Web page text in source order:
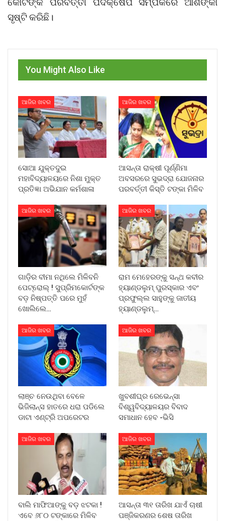
ସୃଷ୍ଟି କରିଛି।
You Might Also Like
ଆଜିର ଖବର
ସୋଆ ଯୁକ୍ତଦୁଇ
ମହାବିଦ୍ୟାଳୟରେ ନିଶା ମୁକ୍ତ
ପ୍ରତିଜ୍ଞା ଅଭିଯାନ କର୍ମଶାଳା
ଆଜିର ଖବର
ଆସନ୍ତା ରାକ୍ଷୀ ପୂର୍ଣ୍ଣିମା
ଅବସରରେ ସୁଭଦ୍ରା ଯୋଜନାର
ପରବର୍ତ୍ତୀ କିସ୍ତି ଟଙ୍କା ମିଳିବ
ଆଜିର ଖବର
ଗାଡ଼ିର ବୀମା ନଥିଲେ ମିଳିବନି
ପେଟ୍ରୋଲ୍ ! ସୁପ୍ରିମକୋର୍ଟଙ୍କ
ବଡ଼ ନିଷ୍ପତ୍ତି ପରେ ମୁହଁ
ଖୋଲିଲେ…
ଆଜିର ଖବର
ରାମ ମେହେରଙ୍କୁ ସନ୍ଥ କବୀର
ହ୍ୟାଣ୍ଡଲୁମ୍ ପୁରସ୍କାର ଏବଂ
ପ୍ରଫୁଲ୍ଲ ସାହୁଙ୍କୁ ଜାତୀୟ
ହ୍ୟାଣ୍ଡଲୁମ୍…
ଆଜିର ଖବର
ଲାଞ୍ଚ ନେଉଥିବା ବେଳେ
ଭିଜିଲାନ୍ସ ହାତରେ ଧରା ପଡିଲେ
ଡାଟା ଏଣ୍ଟ୍ରି ଅପରେଟର
ଆଜିର ଖବର
ଖୁବଶୀଘ୍ର ରେଭେନ୍ସା
ବିଶ୍ୱବିଦ୍ୟାଳୟର ବିବାଦ
ସମାଧାନ ହେବ -ଭିସି
ଆଜିର ଖବର
ବାଲି ମାଫିଆଙ୍କୁ ବଡ଼ ଝଟକା !
ଏବେ ୬୮୦ ଟଙ୍କାରେ ମିଳିବ
ଆଜିର ଖବର
ଆସନ୍ତା ୩୧ ତାରିଖ ଯାଏଁ ଚାଷୀ
ପଞ୍ଜିକରଣର ଶେଷ ତାରିଖ